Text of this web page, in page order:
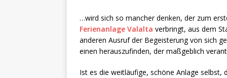
…wird sich so mancher denken, der zum
Ferienanlage Valalta verbringt, aus dem
anderen Ausruf der Begeisterung von sich
einen herauszufinden, der maßgeblich
Ist es die weitläufige, schöne Anlage selbst,